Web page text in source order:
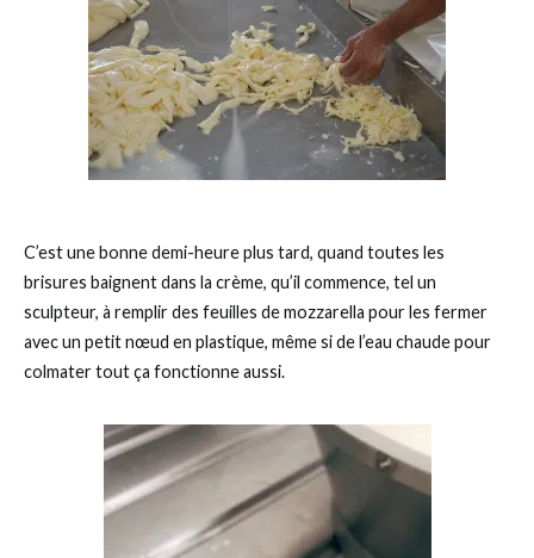
C’est une bonne demi-heure plus tard, quand toutes les
brisures baignent dans la crème, qu’il commence, tel un
sculpteur, à remplir des feuilles de mozzarella pour les fermer
avec un petit nœud en plastique, même si de l’eau chaude pour
colmater tout ça fonctionne aussi.